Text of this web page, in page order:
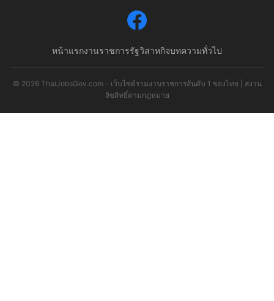
หน้าแรกงานราชการรัฐวิสาหกิจบทความทั่วไป
© 2026 ThaiJobsGov.com - เว็บไซต์รวมงานราชการอันดับ 1 ของไทย | สงวน
ลิขสิทธิ์ตามกฎหมาย